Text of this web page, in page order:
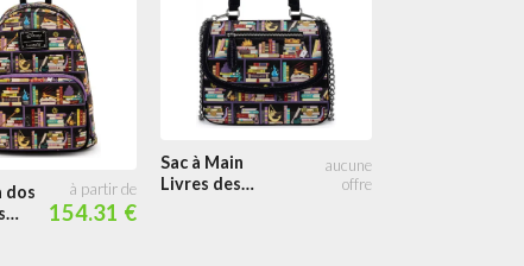
dos
154.31 €
Sac à Main
Livres des